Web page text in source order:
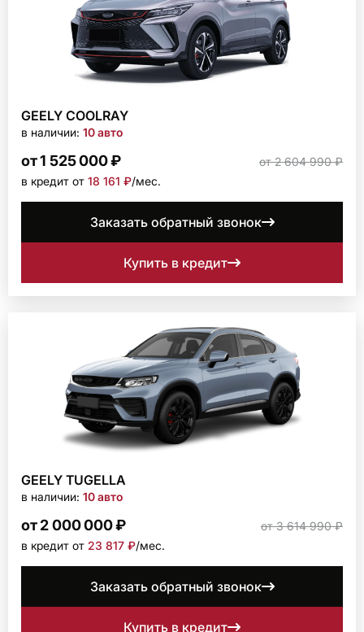
GEELY COOLRAY
в наличии: 10 авто
от 1 525 000 ₽
от 2 604 990 ₽
в кредит от 18 161 ₽/мec.
Заказать обратный звонок
Купить в кредит
GEELY TUGELLA
в наличии: 10 авто
от 2 000 000 ₽
от 3 614 990 ₽
в кредит от 23 817 ₽/мec.
Заказать обратный звонок
Купить в кредит